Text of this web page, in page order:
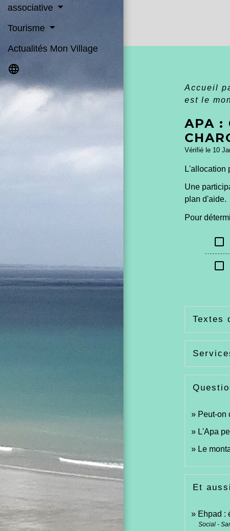
associative
Tourisme
Actualités Mon Village
language
Accueil
est le
APA :
Vérifié le 10
L'allocation
Une
plan d'aide.
Pour
check_box_outline_blank
check_box_outline_blank
Textes
Peut-on
L'Apa
Le
Et aussi
Ehpad :
Social -